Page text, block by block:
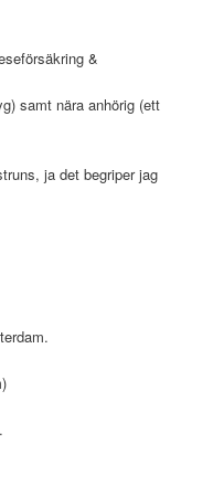
&
samt nära anhörig (ett
ja det begriper jag